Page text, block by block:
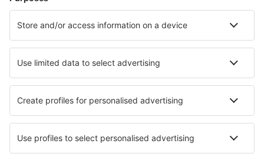
Hoteluri în Florenţa
Hoteluri în Milano Hoteluri în Roma Hoteluri în Napoli
Hoteluri în Viareggio Hoteluri în Sperlonga
Hoteluri în Toscolano Maderno Hoteluri în Lipari
Cele mai bune hoteluri - orașe